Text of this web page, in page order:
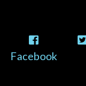
Facebook